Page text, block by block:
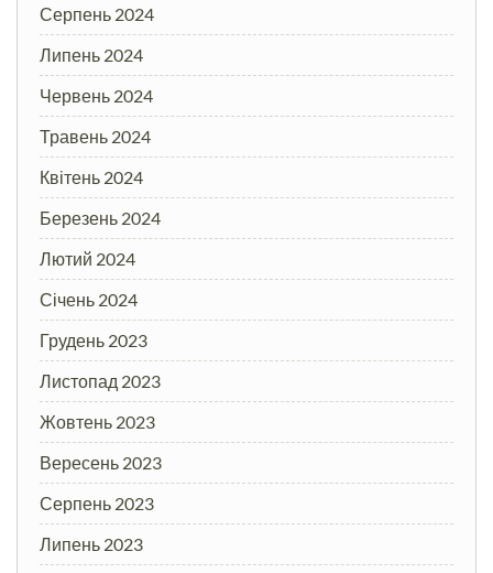
Серпень 2024
Липень 2024
Червень 2024
Травень 2024
Квітень 2024
Березень 2024
Лютий 2024
Січень 2024
Грудень 2023
Листопад 2023
Жовтень 2023
Вересень 2023
Серпень 2023
Липень 2023